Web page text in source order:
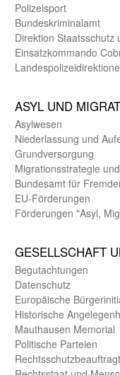
Polizeisport
Bundes­kriminal­amt
Direktion Staats­schutz
Einsatz­kommando
ASYL UND
Asyl­wesen
Nieder­lassung und
Grund­versorgung
Migrations­strategie
Bundes­amt für
EU-Förde­rungen
Förderungen "Asyl,
GE­SELL­SCHAFT
Begut­achtungen
Daten­schutz
Europäische
Historische
Mauthausen Memorial
Politische Parteien